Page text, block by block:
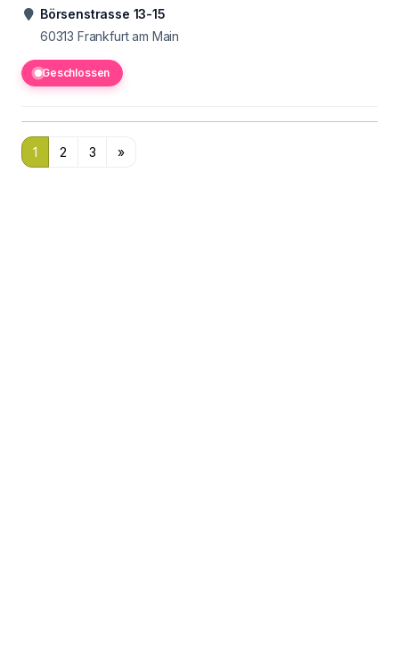
Börsenstrasse 13-15
60313 Frankfurt am Main
Geschlossen
1 2 3 »